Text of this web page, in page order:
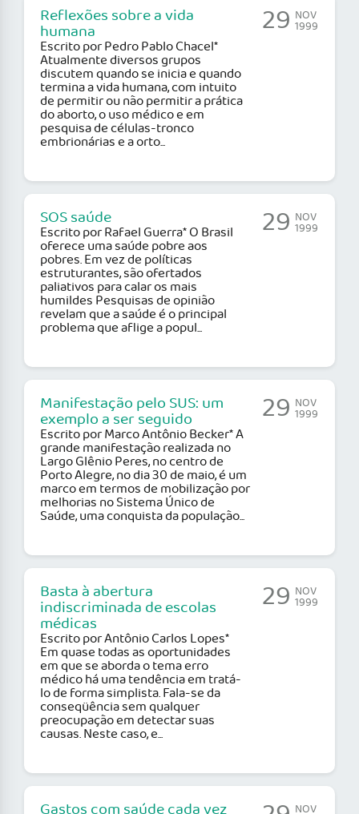
Reflexões sobre a vida
humana
Escrito por Pedro Pablo Chacel*
Atualmente diversos grupos
discutem quando se inicia e quando
termina a vida humana, com intuito
de permitir ou não permitir a prática
do aborto, o uso médico e em
pesquisa de células-tronco
embrionárias e a orto...
29 NOV
1999
SOS saúde
Escrito por Rafael Guerra* O Brasil
oferece uma saúde pobre aos
pobres. Em vez de políticas
estruturantes, são ofertados
paliativos para calar os mais
humildes Pesquisas de opinião
revelam que a saúde é o principal
problema que aflige a popul...
29 NOV
1999
Manifestação pelo SUS: um
exemplo a ser seguido
Escrito por Marco Antônio Becker* A
grande manifestação realizada no
Largo Glênio Peres, no centro de
Porto Alegre, no dia 30 de maio, é um
marco em termos de mobilização por
melhorias no Sistema Único de
Saúde, uma conquista da população...
29 NOV
1999
Basta à abertura
indiscriminada de escolas
médicas
Escrito por Antônio Carlos Lopes*
Em quase todas as oportunidades
em que se aborda o tema erro
médico há uma tendência em tratá-
lo de forma simplista. Fala-se da
conseqüência sem qualquer
preocupação em detectar suas
causas. Neste caso, e...
29 NOV
1999
NOV